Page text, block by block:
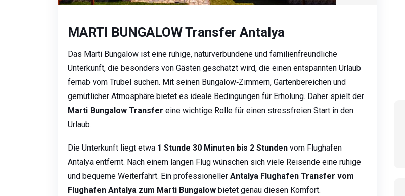
MARTI BUNGALOW Transfer Antalya
Das Marti Bungalow ist eine ruhige, naturverbundene und familienfreundliche
Unterkunft, die besonders von Gästen geschätzt wird, die einen entspannten Urlaub
fernab vom Trubel suchen. Mit seinen Bungalow‑Zimmern, Gartenbereichen und
gemütlicher Atmosphäre bietet es ideale Bedingungen für Erholung. Daher spielt der
Marti Bungalow Transfer eine wichtige Rolle für einen stressfreien Start in den
Urlaub.
Die Unterkunft liegt etwa 1 Stunde 30 Minuten bis 2 Stunden vom Flughafen
Antalya entfernt. Nach einem langen Flug wünschen sich viele Reisende eine ruhige
und bequeme Weiterfahrt. Ein professioneller Antalya Flughafen Transfer vom
Flughafen Antalya zum Marti Bungalow bietet genau diesen Komfort.